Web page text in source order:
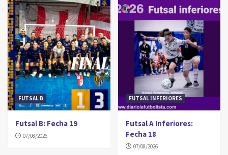
FUTSAL B
Futsal B: Fecha 19
07/08/2026
FUTSAL INFERIORES
Futsal A Inferiores:
Fecha 18
07/08/2026